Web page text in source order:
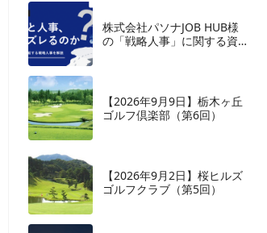
株式会社パソナJOB HUB様
の「戦略人事」に関する資
【2026年9月9日】栃木ヶ丘
ゴルフ倶楽部（第6回）
【2026年9月2日】桜ヒルズ
ゴルフクラブ（第5回）